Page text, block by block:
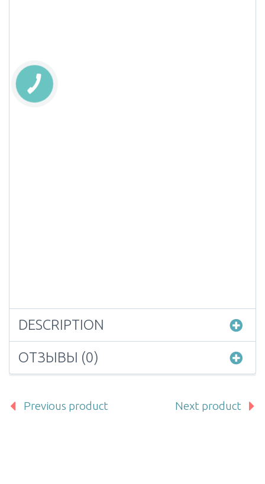
DESCRIPTION
ОТЗЫВЫ (0)
Previous product Next product